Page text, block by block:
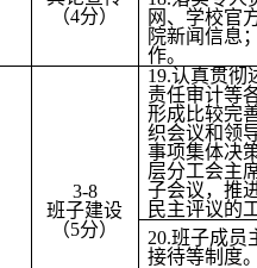
（4分）
网、学校官
院新闻信息
作。
3-8
班子建设
（5分）
19.认真贯彻
责任审计等
形成比较完
织会议和领
事项集体决
层分工会主
子会议，推
民主评议的
20.班子成员
接待等制度